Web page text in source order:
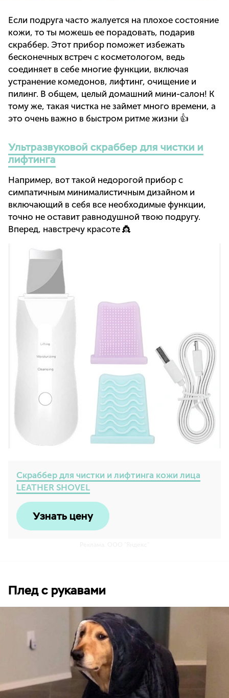
Если подруга часто жалуется на плохое состояние
кожи, то ты можешь ее порадовать, подарив
скраббер. Этот прибор поможет избежать
бесконечных встреч с косметологом, ведь
соединяет в себе многие функции, включая
устранение комедонов, лифтинг, очищение и
пилинг. В общем, целый домашний мини-салон! К
тому же, такая чистка не займет много времени, а
это очень важно в быстром ритме жизни 👍
Ультразвуковой скраббер для чистки и
лифтинга
Например, вот такой недорогой прибор с
симпатичным минималистичным дизайном и
включающий в себя все необходимые функции,
точно не оставит равнодушной твою подругу.
Вперед, навстречу красоте 👸
Скраббер для чистки и лифтинга кожи лица
LEATHER SHOVEL
Узнать цену
Плед с рукавами